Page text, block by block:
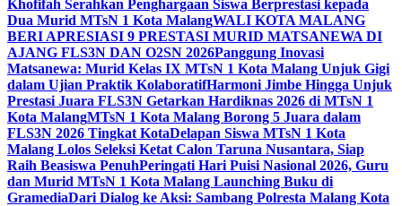
Khofifah Serahkan Penghargaan Siswa Berprestasi kepada
Dua Murid MTsN 1 Kota MalangWALI KOTA MALANG
BERI APRESIASI 9 PRESTASI MURID MATSANEWA DI
AJANG FLS3N DAN O2SN 2026Panggung Inovasi
Matsanewa: Murid Kelas IX MTsN 1 Kota Malang Unjuk Gigi
dalam Ujian Praktik KolaboratifHarmoni Jimbe Hingga Unjuk
Prestasi Juara FLS3N Getarkan Hardiknas 2026 di MTsN 1
Kota MalangMTsN 1 Kota Malang Borong 5 Juara dalam
FLS3N 2026 Tingkat KotaDelapan Siswa MTsN 1 Kota
Malang Lolos Seleksi Ketat Calon Taruna Nusantara, Siap
Raih Beasiswa PenuhPeringati Hari Puisi Nasional 2026, Guru
dan Murid MTsN 1 Kota Malang Launching Buku di
GramediaDari Dialog ke Aksi: Sambang Polresta Malang Kota